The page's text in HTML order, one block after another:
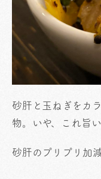
砂肝と玉ねぎをカ
物。いや、これ旨い
砂肝のプリプリ加